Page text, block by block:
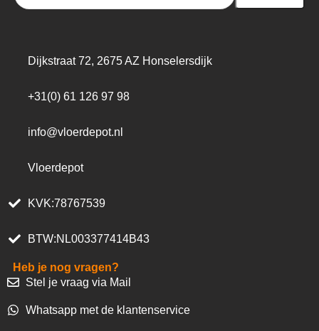
Dijkstraat 72, 2675 AZ Honselersdijk
+31(0) 61 126 97 98
info@vloerdepot.nl
Vloerdepot
KVK:78767539
BTW:NL003377414B43
Heb je nog vragen?
Stel je vraag via Mail
Whatsapp met de klantenservice